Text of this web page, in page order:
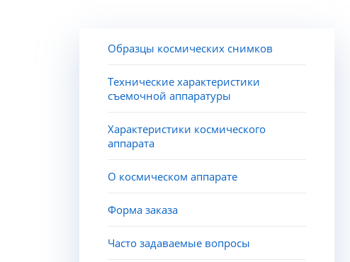
Образцы космических снимков
Технические характеристики
съемочной аппаратуры
Характеристики космического
аппарата
О космическом аппарате
Форма заказа
Часто задаваемые вопросы